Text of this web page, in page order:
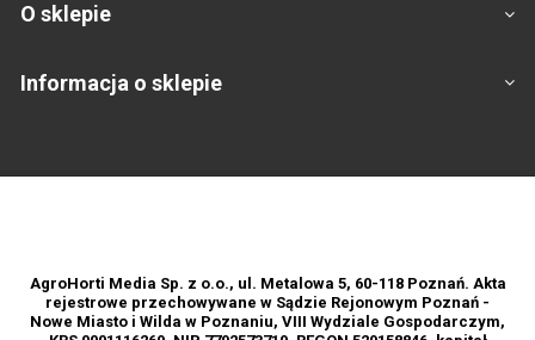
O sklepie
Informacja o sklepie
AgroHorti Media Sp. z o.o., ul. Metalowa 5, 60-118 Poznań. Akta
rejestrowe przechowywane w Sądzie Rejonowym Poznań -
Nowe Miasto i Wilda w Poznaniu, VIII Wydziale Gospodarczym,